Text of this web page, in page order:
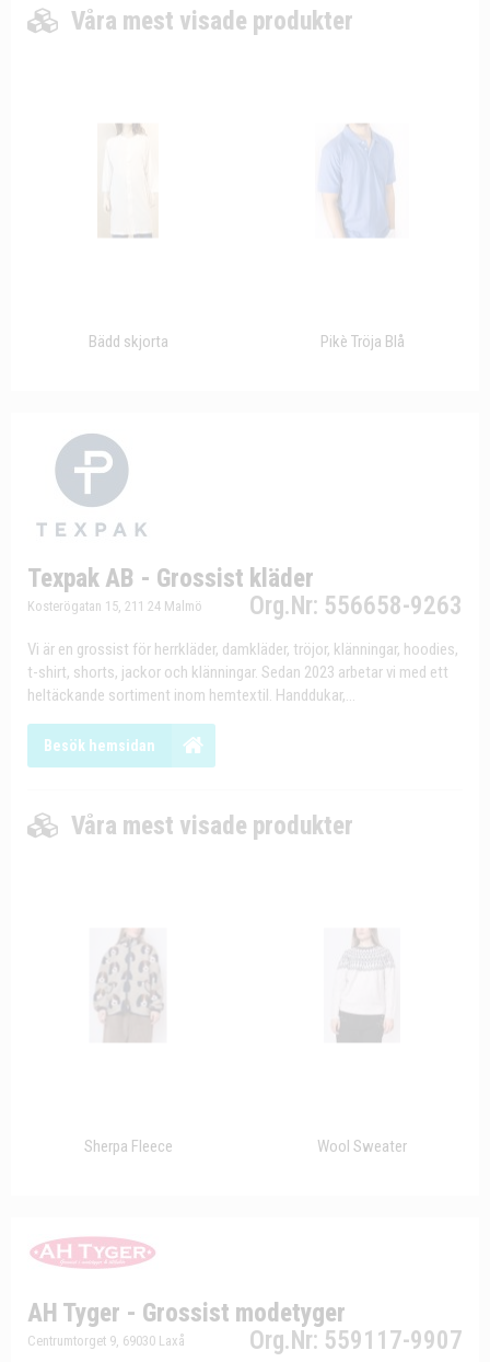
Våra mest visade produkter
Bädd skjorta Pikè Tröja Blå
Texpak AB - Grossist kläder
Org.Nr: 556658-9263
Kosterögatan 15, 211 24 Malmö
Vi är en grossist för herrkläder, damkläder, tröjor, klänningar, hoodies,
t-shirt, shorts, jackor och klänningar. Sedan 2023 arbetar vi med ett
heltäckande sortiment inom hemtextil. Handdukar,...
Besök hemsidan
Våra mest visade produkter
Sherpa Fleece Wool Sweater
AH Tyger - Grossist modetyger
Org.Nr: 559117-9907
Centrumtorget 9, 69030 Laxå